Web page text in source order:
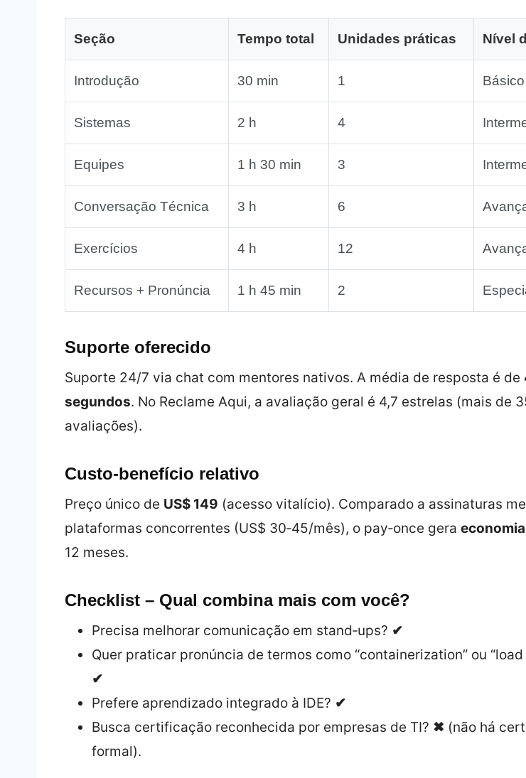
Seção Tempo total Unidades práticas Nível
Introdução 30 min 1 Básico
Sistemas 2 h 4
Equipes 1 h 30 min 3
Conversação Técnica 3 h 6
Exercícios 4 h 12
Recursos + Pronúncia 1 h 45 min 2
Suporte oferecido
Suporte 24/7 via chat com mentores nativos. A média de resposta é de
segundos. No Reclame Aqui, a avaliação geral é 4,7 estrelas (mais de
avaliações).
Custo‑benefício relativo
Preço único de US$ 149 (acesso vitalício). Comparado a assinaturas
plataformas concorrentes (US$ 30‑45/mês), o pay‑once gera
12 meses.
Checklist – Qual combina mais com você?
Precisa melhorar comunicação em stand‑ups? ✔
Quer praticar pronúncia de termos como “containerization” ou “load
✔
Prefere aprendizado integrado à IDE? ✔
Busca certificação reconhecida por empresas de TI? ✖ (não há
formal).